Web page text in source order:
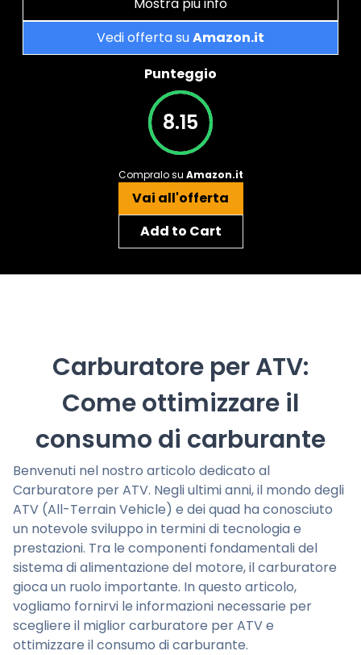
Vedi offerta suAmazon.it
Punteggio
8.15
Compralo su Amazon.it
Vai all'offerta
Add to Cart
Carburatore per ATV:
Come ottimizzare il
consumo di carburante
Benvenuti nel nostro articolo dedicato al
Carburatore per ATV. Negli ultimi anni, il mondo degli
ATV (All-Terrain Vehicle) e dei quad ha conosciuto
un notevole sviluppo in termini di tecnologia e
prestazioni. Tra le componenti fondamentali del
sistema di alimentazione del motore, il carburatore
gioca un ruolo importante. In questo articolo,
vogliamo fornirvi le informazioni necessarie per
scegliere il miglior carburatore per ATV e
ottimizzare il consumo di carburante.